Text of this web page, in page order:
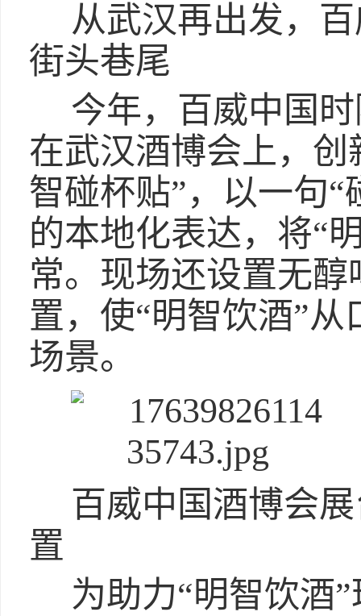
从武汉再出发，
街头巷尾
今年，百威中国
在武汉酒博会上，
智碰杯贴”，以一句
的本地化表达，将“
常。现场还设置无
置，使“明智饮酒”
场景。
百威中国酒博会
置
为助力“明智饮酒